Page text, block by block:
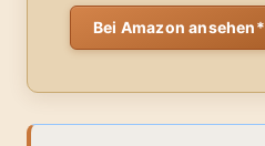
Bei Amazon ansehen*